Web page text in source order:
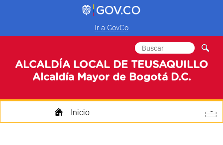
Ir a GovCo
ALCALDÍA LOCAL DE TEUSAQUILLO
Alcaldía Mayor de Bogotá D.C.
Formulario de
búsqueda
Buscar
Inicio